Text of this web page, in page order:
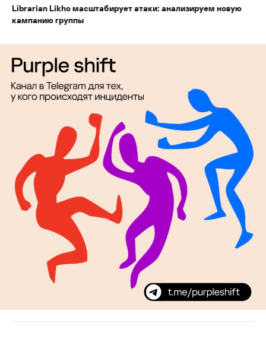
Librarian Likho масштабирует атаки: анализируем новую
кампанию группы